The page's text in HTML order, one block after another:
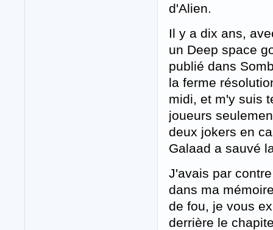
d'Alien.
Il y a dix ans,
un Deep space
publié dans
la ferme
midi, et m'y suis
joueurs
deux jokers en
Galaad a sauvé
J'avais par
dans ma
de fou, je vous
derrière le